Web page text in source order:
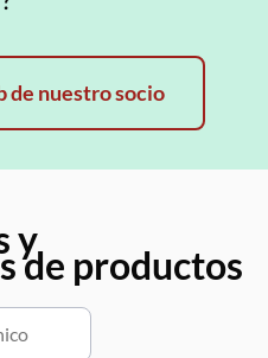
de nuestro socio
y
de productos